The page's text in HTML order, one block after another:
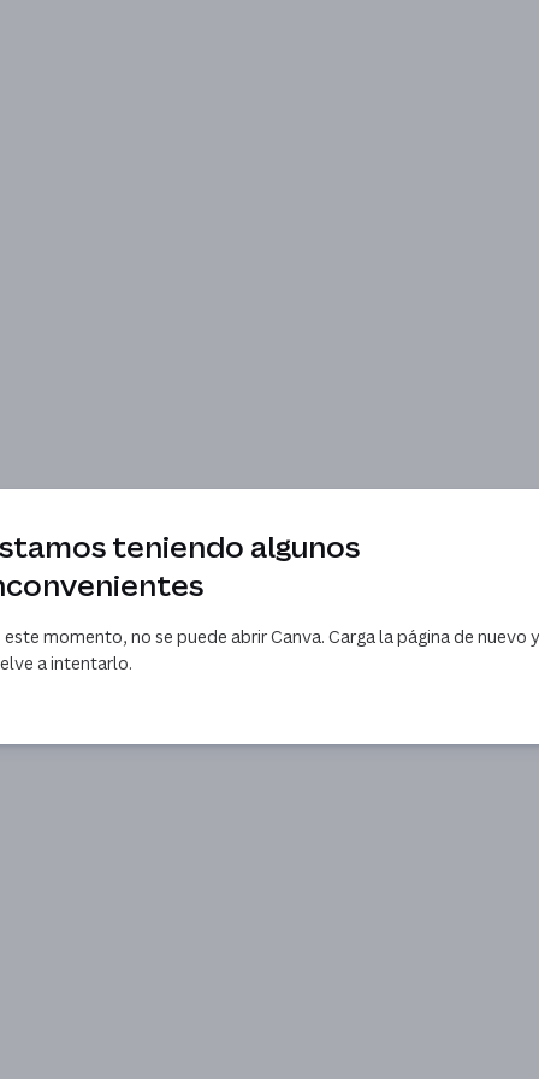
teniendo algunos
este momento, no se puede abrir Canva. Carga la página de nuevo y
a intentarlo.